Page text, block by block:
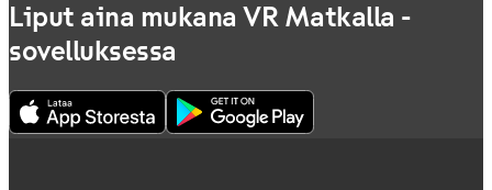
Liput aina mukana VR Matkalla -
sovelluksessa